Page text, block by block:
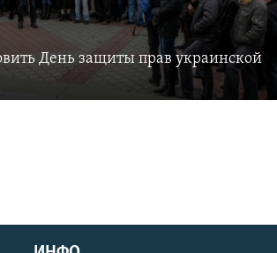
День защиты прав украинской